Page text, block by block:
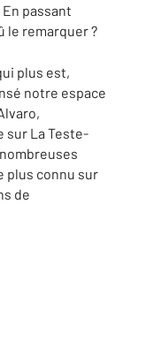
passant
le remarquer ?
plus est,
notre espace
sur La Teste-
plus connu sur
de